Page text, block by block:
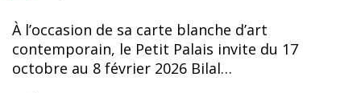
À l’occasion de sa carte blanche d’art
contemporain, le Petit Palais invite du 17
octobre au 8 février 2026 Bilal…